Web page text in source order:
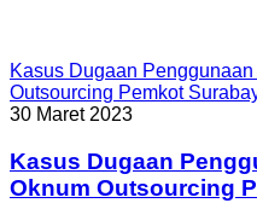
Kasus Dugaan
Outsourcing Pemkot
30 Maret 2023
Kasus Dugaan
Oknum Outsourcing